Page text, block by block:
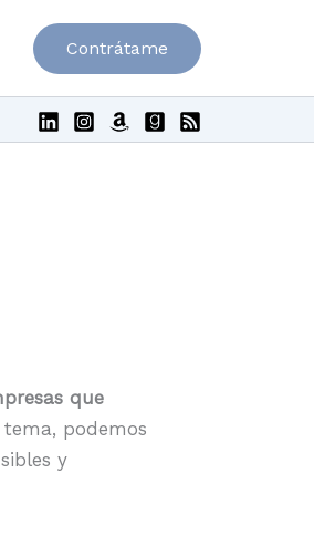
Contrátame
que
podemos
y